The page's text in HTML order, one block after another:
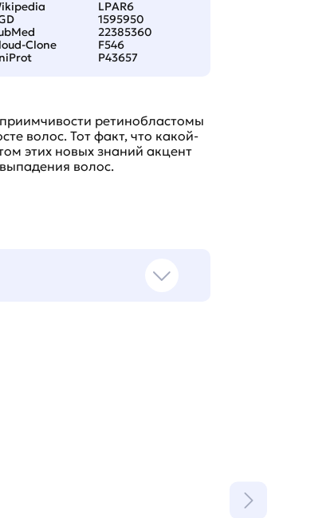
LPAR6
1595950
22385360
Clone
F546
P43657
ретинобластомы
волос. Тот факт, что какой-
этих новых знаний акцент
волос.